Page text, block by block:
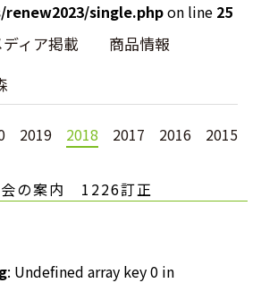
single.phpon line 25
ディア掲載
商品情報
2019 2018 2017 2016 2015
会の案内 1226訂正
: Undefined array key 0 in